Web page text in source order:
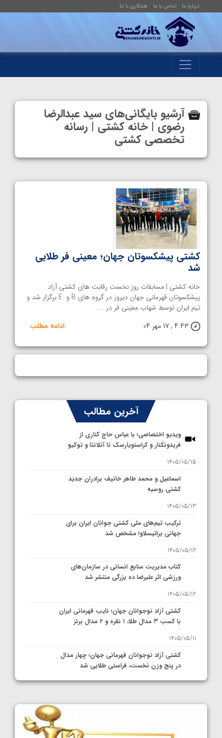
درباره ما تماس با ما همکاری با ما
آرشیو بایگانی‌های سید عبدالرضا
رضوی | خانه کشتی | رسانه
تخصصی کشتی
کشتی پیشکسوتان جهان؛ معینی فر طلایی
شد
خانه کشتی | مسابقات روز نخست رقابت های کشتی آزاد
پیشکسوتان قهرمانی جهان دیروز در گروه های B و E برگزار شد و
تیم ایران توسط شهاب معینی فر در ...
4:43 , 17 مهر 04
ادامه مطلب
آخرین مطالب
ویدیو اختصاصی؛ با عباس حاج کناری از
فریدونکنار و کراسنویارسک تا آتلانتا و توکیو
1405/05/15
اسماعیل و محمد طاهر خانیف برادران جدید
کشتی روسیه
1405/05/13
ترکیب تیم‌های ملی کشتی جوانان ایران برای
جهانی براتیسلاوا مشخص شد
1405/05/12
کتاب مدیریت منابع انسانی در سازمان‌های
ورزشی اثر علیرضا ده بزرگی منتشر شد
1405/05/12
کشتی آزاد نوجوانان جهان؛ نایب قهرمانی ایران
با کسب ۳ مدال طلا، ۱ نقره و ۲ مدال برنز
1405/05/11
کشتی آزاد نوجوانان قهرمانی جهان؛ چهار مدال
در پنج وزن نخست، فراستی طلایی شد
1405/05/11